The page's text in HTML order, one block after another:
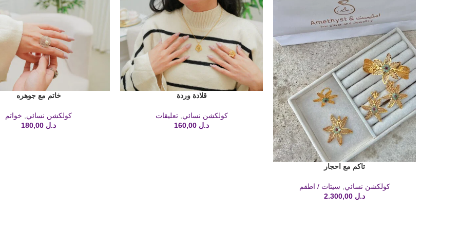
تاكم مع احجار
كولكشن نسائي
سيتات / اطقم
د.ل
قلادة وردة
كولكشن نسائي ,تعليقات
د.ل
خاتم مع جوهره
كولكشن نسائي
خواتم
د.ل